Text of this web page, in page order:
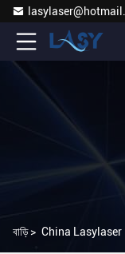
বাড়ি> China Lasylaser